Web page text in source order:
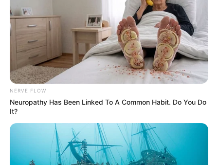
NERVE FLOW
Neuropathy Has Been Linked To A Common Habit. Do You Do
It?